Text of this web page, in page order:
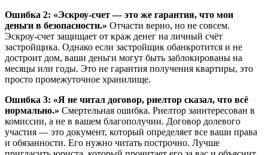
Ошибка 2: «Эскроу-счет — это же гарантия, что мои
деньги в безопасности.» Отчасти верно, но не совсем.
Эскроу-счет защищает от краж денег на личный счёт
застройщика. Однако если застройщик обанкротится и не
достроит дом, ваши деньги могут быть заблокированы на
месяцы или годы. Это не гарантия получения квартиры, это
просто промежуточное хранилище.
Ошибка 3: «Я не читал договор, риелтор сказал, что всё
нормально.» Смертельная ошибка. Риелтор заинтересован в
комиссии, а не в вашем благополучии. Договор долевого
участия — это документ, который определяет все ваши права
и обязанности. Его нужно читать построчно. Лучше